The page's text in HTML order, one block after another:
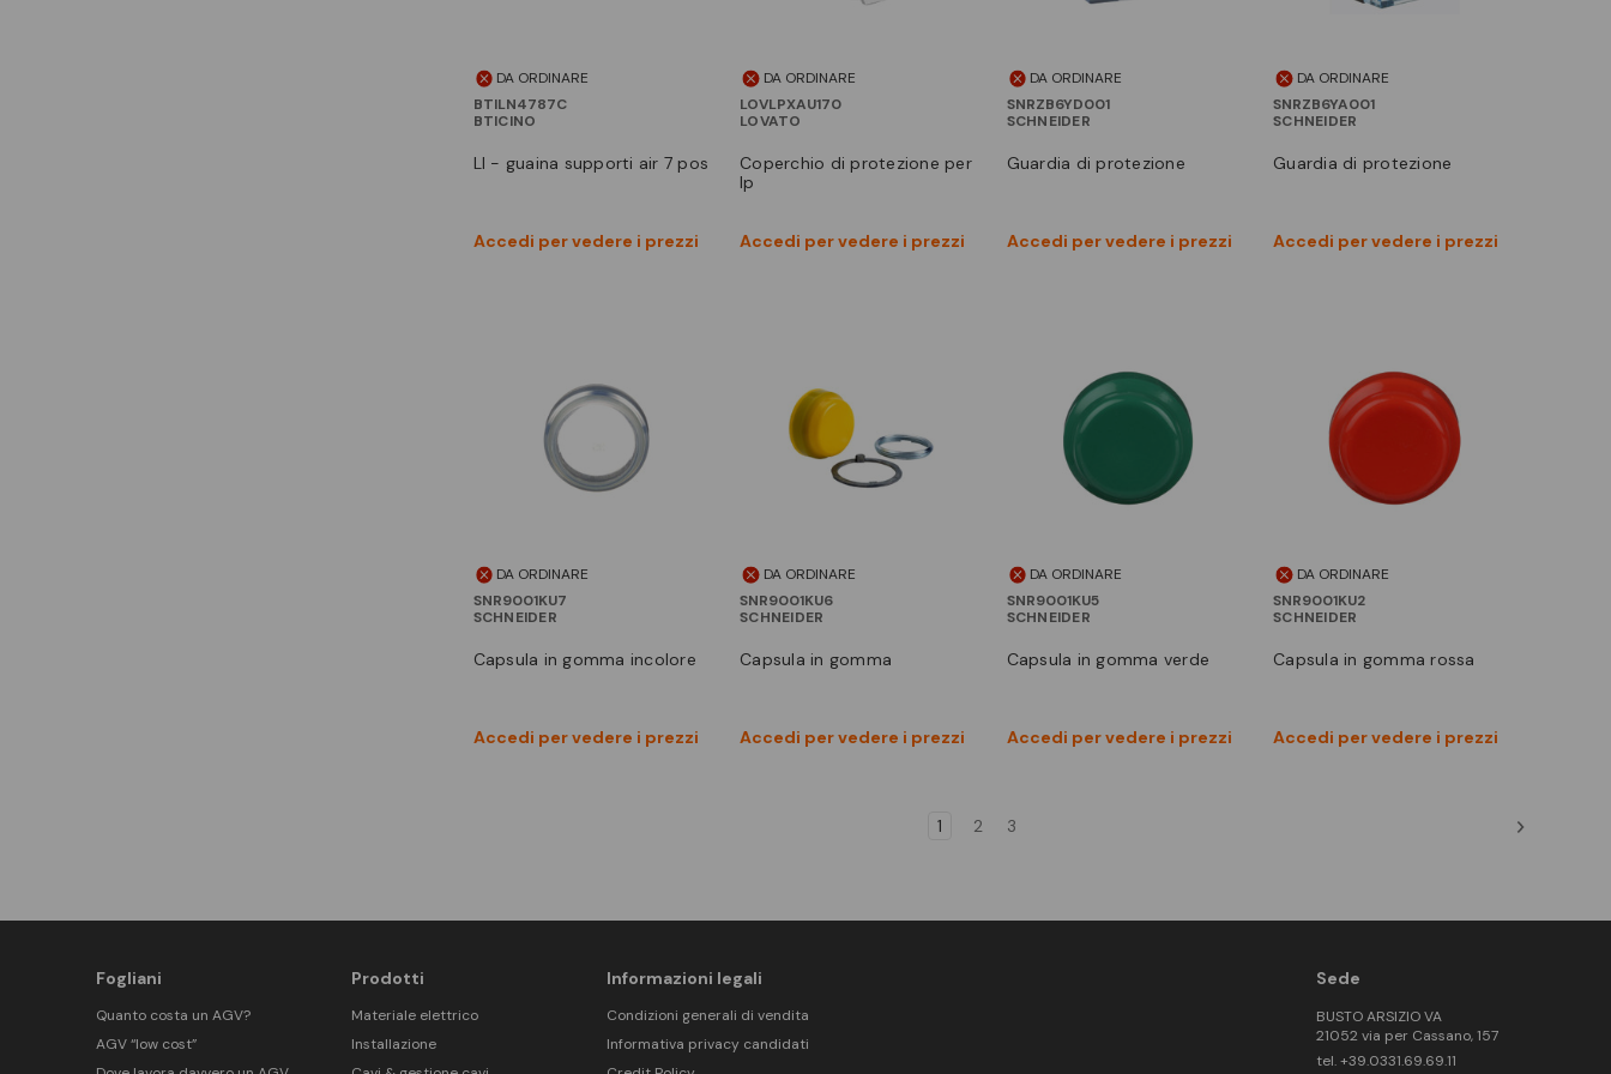
DA ORDINARE
BTILN4787C
BTICINO
ll - guaina supporti air 7 pos
Accedi per vedere i prezzi
Confronta
DA ORDINARE
LOVLPXAU170
LOVATO
coperchio di protezione per
lp
Accedi per vedere i prezzi
Confronta
DA ORDINARE
SNRZB6YD001
SCHNEIDER
guardia di protezione
Accedi per vedere i prezzi
Confronta
DA ORDINARE
SNRZB6YA001
SCHNEIDER
guardia di protezione
Accedi per vedere i prezzi
Confronta
DA ORDINARE
SNR9001KU7
SCHNEIDER
capsula in gomma incolore
Accedi per vedere i prezzi
Confronta
DA ORDINARE
SNR9001KU6
SCHNEIDER
capsula in gomma
Accedi per vedere i prezzi
Confronta
DA ORDINARE
SNR9001KU5
SCHNEIDER
capsula in gomma verde
Accedi per vedere i prezzi
Confronta
DA ORDINARE
SNR9001KU2
SCHNEIDER
capsula in gomma rossa
Accedi per vedere i prezzi
Confronta
1 2 3
Fogliani
Quanto costa un AGV?
AGV “low cost”
Prodotti
Materiale elettrico
Installazione
Informazioni legali
Condizioni generali di vendita
Informativa privacy candidati
Sede
BUSTO ARSIZIO VA
21052 via per Cassano, 157
tel. +39.0331.69.69.11